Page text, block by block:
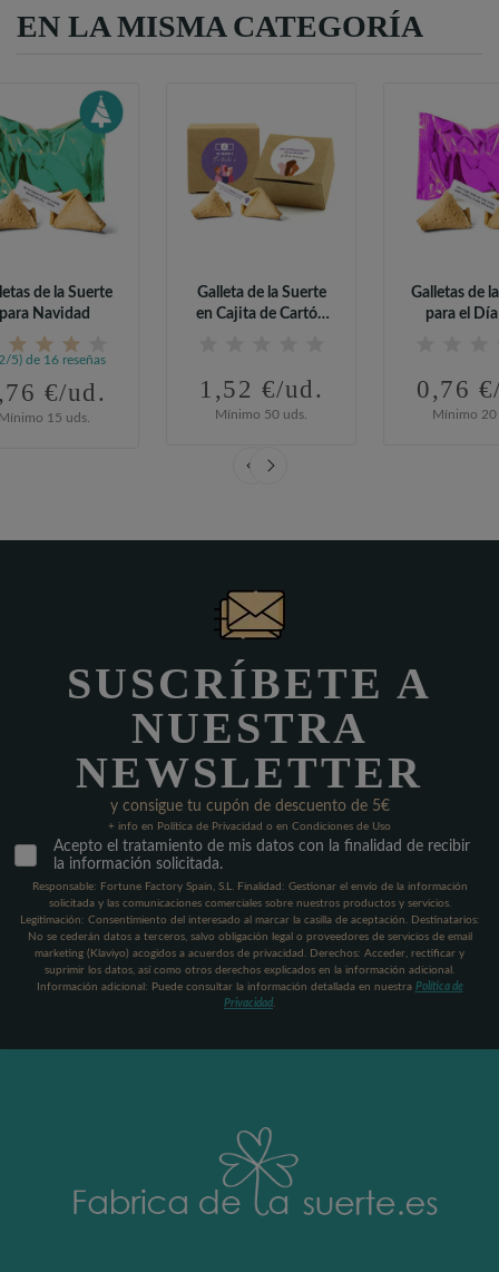
EN LA MISMA CATEGORÍA
de la Suerte
Navidad
5) de 16 reseñas
€/ud.
15 uds.
Galleta de la Suerte
en Cajita de Cartón
1,52 €/ud.
Mínimo 50 uds.
Galletas de
para el
0,76
Mínimo 20
SUSCRÍBETE A
NUESTRA
NEWSLETTER
y consigue tu cupón de descuento de 5€
+ info en Política de Privacidad o en Condiciones de Uso
Acepto el tratamiento de mis datos con la finalidad de recibir
la información solicitada.
Responsable: Fortune Factory Spain, S.L. Finalidad: Gestionar el envío de la información
solicitada y las comunicaciones comerciales sobre nuestros productos y servicios.
Legitimación: Consentimiento del interesado al marcar la casilla de aceptación. Destinatarios:
No se cederán datos a terceros, salvo obligación legal o proveedores de servicios de email
marketing (Klaviyo) acogidos a acuerdos de privacidad. Derechos: Acceder, rectificar y
suprimir los datos, así como otros derechos explicados en la información adicional.
Información adicional: Puede consultar la información detallada en nuestra Política de
Privacidad.